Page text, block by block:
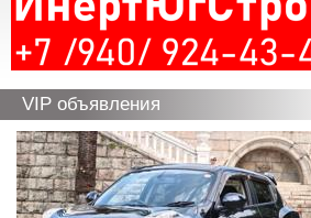
VIP объявления